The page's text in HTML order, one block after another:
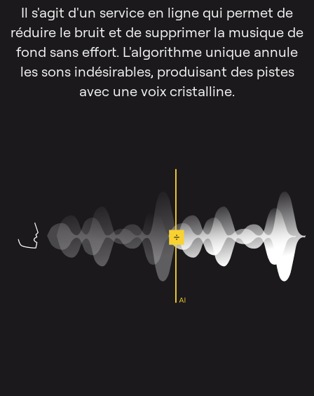
Il s'agit d'un service en ligne qui permet de
réduire le bruit et de supprimer la musique de
fond sans effort. L'algorithme unique annule
les sons indésirables, produisant des pistes
avec une voix cristalline.